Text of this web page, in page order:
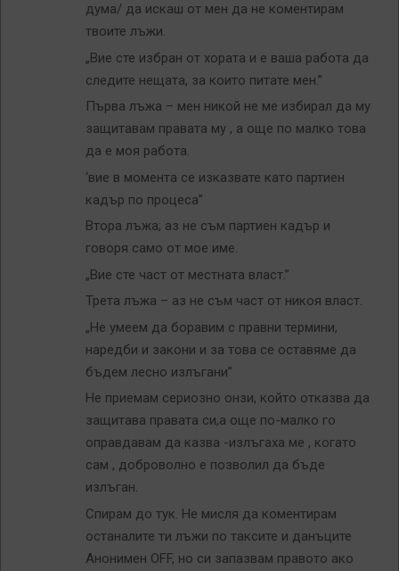
дума/ да искаш от мен да не коментирам
твоите лъжи.
„Вие сте избран от хората и е ваша работа да
следите нещата, за които питате мен.”
Първа лъжа – мен никой не ме избирал да му
защитавам правата му , а още по малко това
да е моя работа.
‘вие в момента се изказвате като партиен
кадър по процеса”
Втора лъжа; аз не съм партиен кадър и
говоря само от мое име.
„Вие сте част от местната власт.”
Трета лъжа – аз не съм част от никоя власт.
„Не умеем да боравим с правни термини,
наредби и закони и за това се оставяме да
бъдем лесно излъгани”
Не приемам сериозно онзи, който отказва да
защитава правата си,а още по-малко го
оправдавам да казва -излъгаха ме , когато
сам , доброволно е позволил да бъде
излъган.
Спирам до тук. Не мисля да коментирам
останалите ти лъжи по таксите и данъците
Анонимен OFF, но си запазвам правото ако